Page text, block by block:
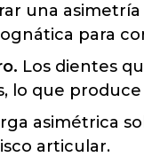
una
para
Los dientes
lo que
asimétrica
articular.